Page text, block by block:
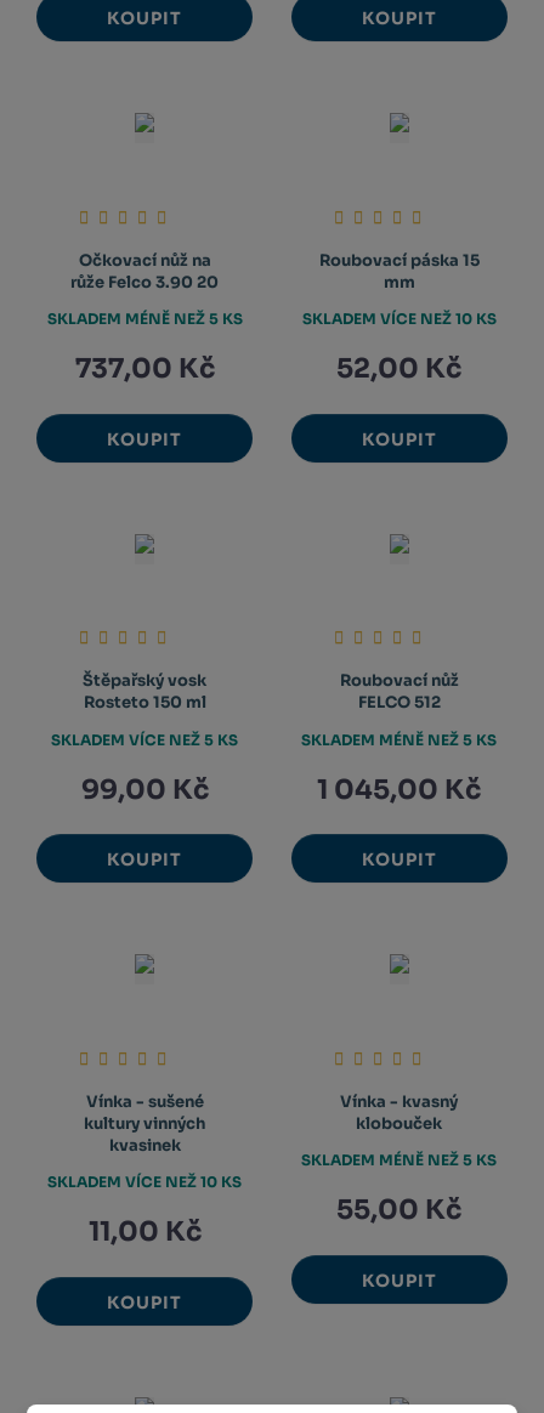
KOUPIT KOUPIT
Očkovací nůž na
růže Felco 3.90 20
737,00 Kč
KOUPIT
SKLADEM MÉNĚ NEŽ 5 KS
Roubovací páska 15
mm
52,00 Kč
KOUPIT
SKLADEM VÍCE NEŽ 10 KS
Štěpařský vosk
Rosteto 150 ml
99,00 Kč
KOUPIT
SKLADEM VÍCE NEŽ 5 KS
Roubovací nůž
FELCO 512
1 045,00 Kč
KOUPIT
SKLADEM MÉNĚ NEŽ 5 KS
Vínka - sušené
kultury vinných
kvasinek
11,00 Kč
KOUPIT
SKLADEM VÍCE NEŽ 10 KS
Vínka - kvasný
klobouček
55,00 Kč
KOUPIT
SKLADEM MÉNĚ NEŽ 5 KS